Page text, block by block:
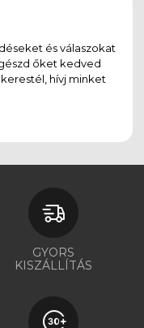
és válaszokat
őket kedved
hívj minket
GYORS
KISZÁLLÍTÁS